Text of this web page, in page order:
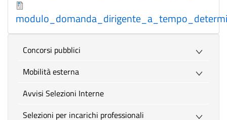
Concorsi pubblici
Mobilità esterna
Avvisi Selezioni Interne
Selezioni per incarichi professionali